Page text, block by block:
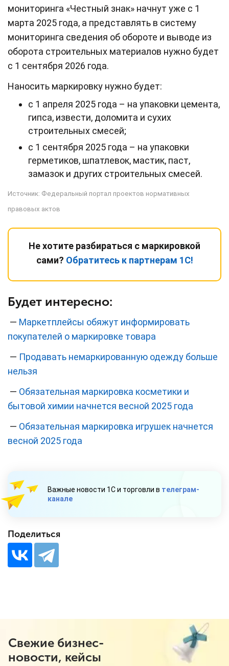
мониторинга «Честный знак» начнут уже с 1
марта 2025 года, а представлять в систему
мониторинга сведения об обороте и выводе из
оборота строительных материалов нужно будет
с 1 сентября 2026 года.
Наносить маркировку нужно будет:
с 1 апреля 2025 года – на упаковки цемента,
гипса, извести, доломита и сухих
строительных смесей;
с 1 сентября 2025 года – на упаковки
герметиков, шпатлевок, мастик, паст,
замазок и других строительных смесей.
Источник: Федеральный портал проектов нормативных
правовых актов
Не хотите разбираться с маркировкой
сами? Обратитесь к партнерам 1С!
Будет интересно:
— Маркетплейсы обяжут информировать
покупателей о маркировке товара
— Продавать немаркированную одежду больше
нельзя
— Обязательная маркировка косметики и
бытовой химии начнется весной 2025 года
— Обязательная маркировка игрушек начнется
весной 2025 года
Важные новости 1С и торговли в телеграм-
канале
Поделиться
Свежие бизнес-
новости, кейсы